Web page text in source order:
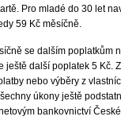
Pro mladé do 30 let
59 Kč měsíčně.
se dalším poplatkům
ještě další poplatek 5 Kč.
nebo výběry z
úkony ještě
bankovnictví